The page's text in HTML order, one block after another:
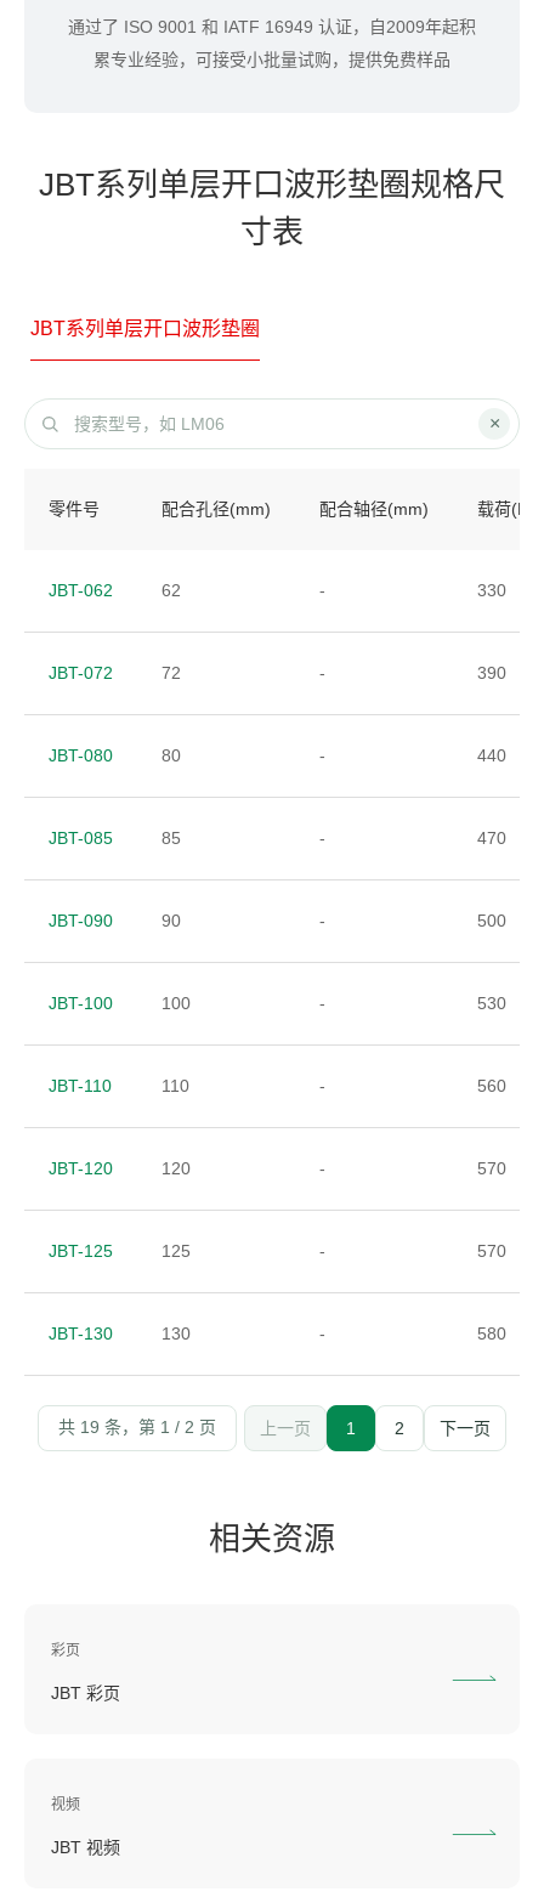
通过了 ISO 9001 和 IATF 16949 认证，自2009年起积
累专业经验，可接受小批量试购，提供免费样品
JBT系列单层开口波形垫圈规格尺
寸表
JBT系列单层开口波形垫圈
×
零件号 配合孔径(mm) 配合轴径(mm) 载荷(N)
JBT-062 62 - 330
JBT-072 72 - 390
JBT-080 80 - 440
JBT-085 85 - 470
JBT-090 90 - 500
JBT-100 100 - 530
JBT-110 110 - 560
JBT-120 120 - 570
JBT-125 125 - 570
JBT-130 130 - 580
共 19 条，第 1 / 2 页 上一页 1 2 下一页
相关资源
彩页
JBT 彩页
视频
JBT 视频